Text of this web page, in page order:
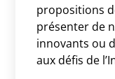
propositions
présenter de
innovants ou
aux défis de